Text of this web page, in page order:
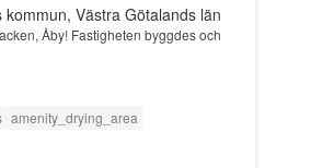
Västra Götalands län
Åby! Fastigheten byggdes och
amenity_drying_area